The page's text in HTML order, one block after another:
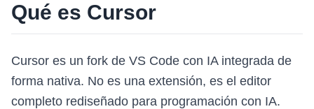
Qué es Cursor
Cursor es un fork de VS Code con IA integrada de
forma nativa. No es una extensión, es el editor
completo rediseñado para programación con IA.